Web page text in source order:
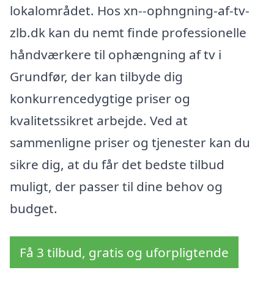
lokalområdet. Hos xn--ophngning-af-tv-
zlb.dk kan du nemt finde professionelle
håndværkere til ophængning af tv i
Grundfør, der kan tilbyde dig
konkurrencedygtige priser og
kvalitetssikret arbejde. Ved at
sammenligne priser og tjenester kan du
sikre dig, at du får det bedste tilbud
muligt, der passer til dine behov og
budget.
Få 3 tilbud, gratis og uforpligtende